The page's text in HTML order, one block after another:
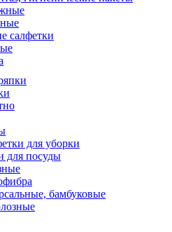
салфетки
для уборки
для посуды
бамбуковые